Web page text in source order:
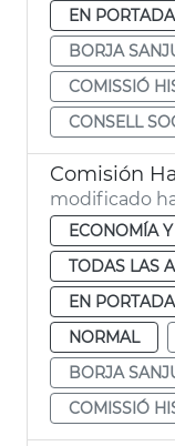
EN
BORJA
COMISSIÓ
CONSELL
Comisión
modificado
ECONOMÍA
TODAS LAS
EN PORTADA
NORMAL
BORJA
COMISSIÓ